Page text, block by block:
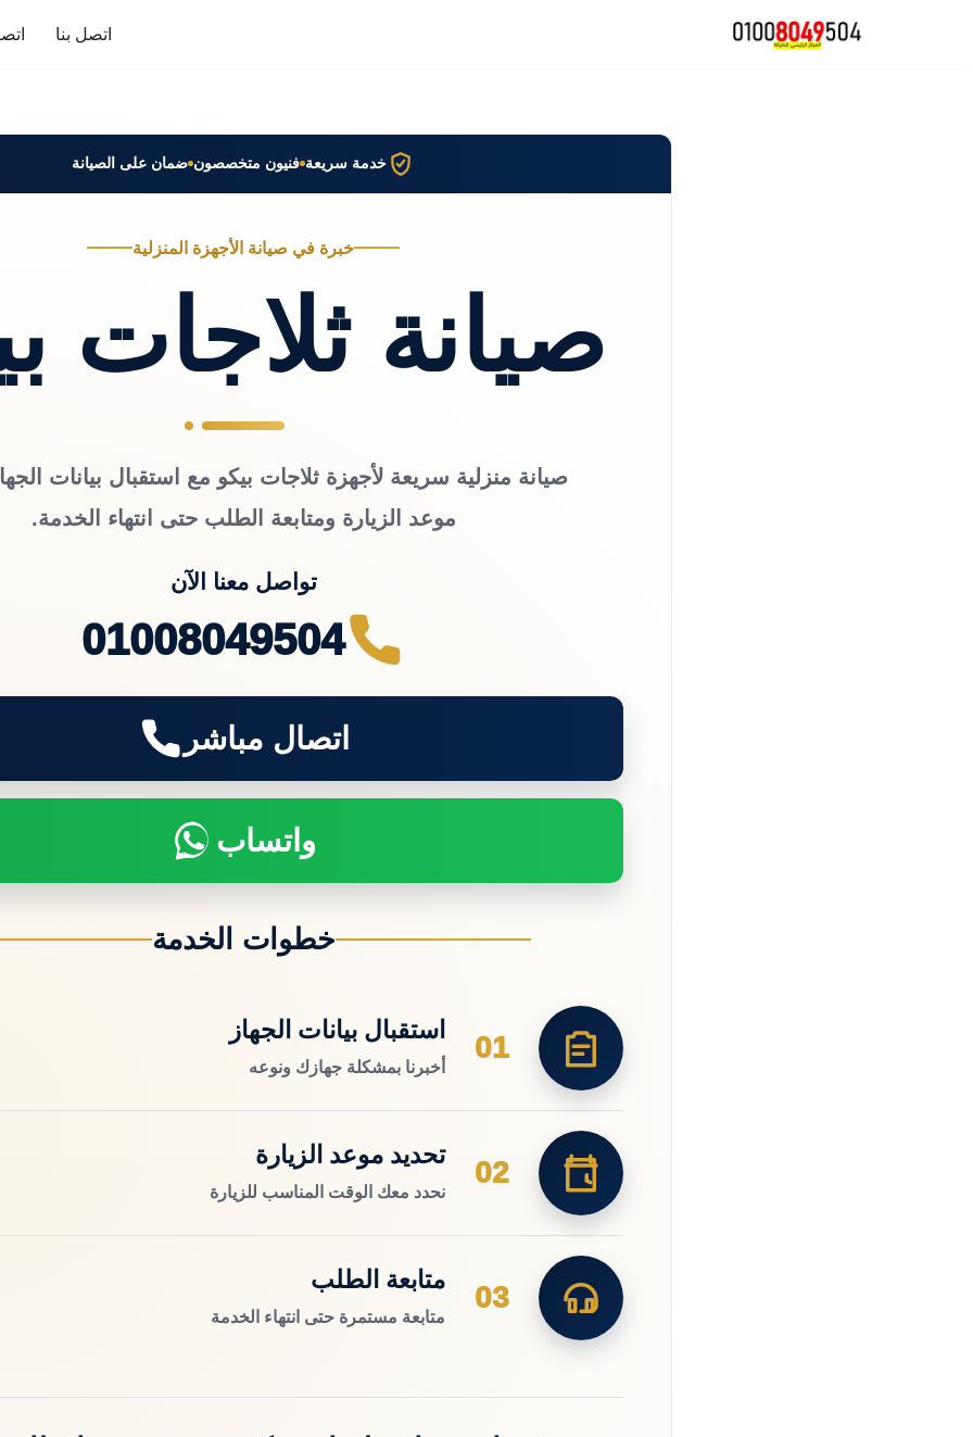
اتصل بنا
خدمة سريعة فنيون متخصصون ضمان على الصيانة
خبرة في صيانة الأجهزة المنزلية
صيانة ثلاجات
صيانة منزلية سريعة لأجهزة ثلاجات بيكو مع استقبال بيانات
موعد الزيارة ومتابعة الطلب حتى انتهاء الخدمة.
تواصل معنا الآن
01008049504
اتصال مباشر
واتساب
خطوات الخدمة
01
استقبال بيانات الجهاز
أخبرنا بمشكلة جهازك ونوعه
02
تحديد موعد الزيارة
نحدد معك الوقت المناسب للزيارة
03
متابعة الطلب
متابعة مستمرة حتى انتهاء الخدمة